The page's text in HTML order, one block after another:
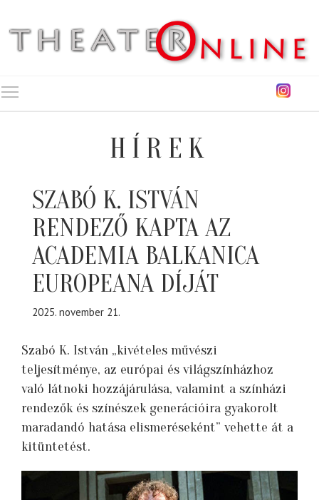
HÍREK
SZABÓ K. ISTVÁN
RENDEZŐ KAPTA AZ
ACADEMIA BALKANICA
EUROPEANA DÍJÁT
2025. november 21.
Szabó K. István „kivételes művészi
teljesítménye, az európai és világszínházhoz
való látnoki hozzájárulása, valamint a színházi
rendezők és színészek generációira gyakorolt
maradandó hatása elismeréseként” vehette át a
kitüntetést.